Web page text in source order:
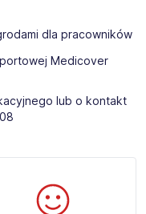
dla pracowników
Medicover
lub o kontakt